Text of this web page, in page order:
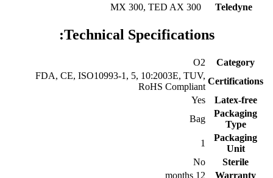
Teledyne
MX 300, TED AX 300
Technical Specifications:
Category
O2
Certifications
FDA, CE, ISO10993-1, 5, 10:2003E, TUV,
RoHS Compliant
Latex-free
Yes
Packaging
Type
Bag
Packaging
Unit
1
Sterile
No
Warranty
12 months